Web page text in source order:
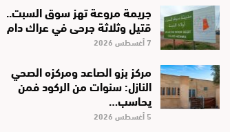
جريمة مروعة تهز سوق السبت..
قتيل وثلاثة جرحى في عراك دام
7 أغسطس 2026
مركز بزو الصاعد ومركزه الصحي
النازل: سنوات من الركود فمن
يحاسب…
5 أغسطس 2026